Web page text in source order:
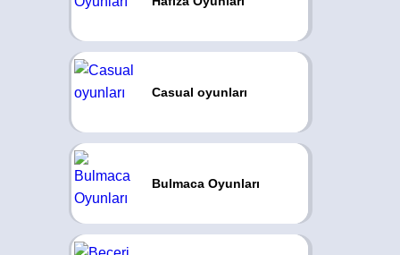
Casual oyunları
Bulmaca Oyunları